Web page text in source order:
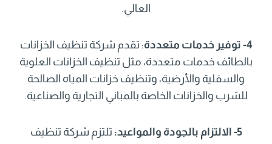
العالي.
4- توفير خدمات متعددة
: تقدم شركة تنظيف الخزانات
بالطائف خدمات متعددة، مثل تنظيف الخزانات العلوية
والسفلية والأرضية، وتنظيف خزانات المياه الصالحة
للشرب والخزانات الخاصة بالمباني التجارية والصناعية.
5- الالتزام بالجودة والمواعيد:
تلتزم شركة تنظيف